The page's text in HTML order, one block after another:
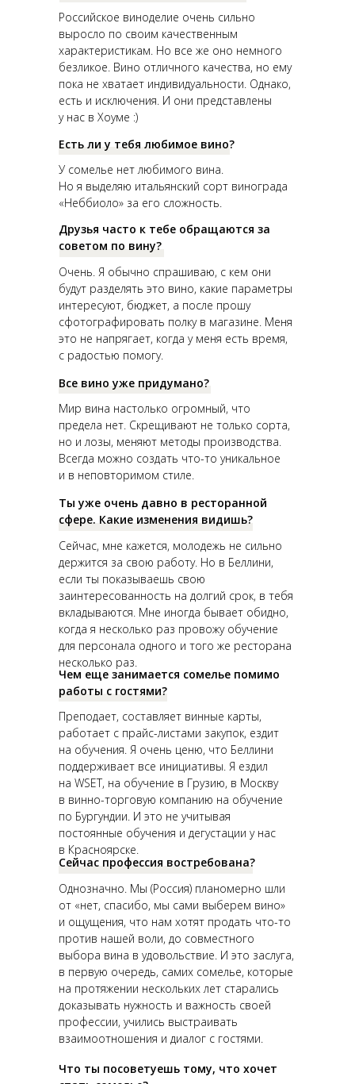
Однозначно. Мы (Россия) планомерно шли
от «нет, спасибо, мы сами выберем вино»
и ощущения, что нам хотят продать что-то
против нашей воли, до совместного
выбора вина в удовольствие. И это заслуга,
в первую очередь, самих сомелье, которые
на протяжении нескольких лет старались
доказывать нужность и важность своей
профессии, учились выстраивать
взаимоотношения и диалог с гостями.
Что ты посоветуешь тому, что хочет
Российское виноделие очень сильно
выросло по своим качественным
характеристикам. Но все же оно немного
безликое. Вино отличного качества, но ему
пока не хватает индивидуальности. Однако,
есть и исключения. И они представлены
у нас в Хоуме :)
У сомелье нет любимого вина.
Но я выделяю итальянский сорт винограда
«Неббиоло» за его сложность.
Очень. Я обычно спрашиваю, с кем они
будут разделять это вино, какие параметры
интересуют, бюджет, а после прошу
сфотографировать полку в магазине. Меня
это не напрягает, когда у меня есть время,
с радостью помогу.
Мир вина настолько огромный, что
предела нет. Скрещивают не только сорта,
но и лозы, меняют методы производства.
Всегда можно создать что-то уникальное
и в неповторимом стиле.
Сейчас, мне кажется, молодежь не сильно
держится за свою работу. Но в Беллини,
если ты показываешь свою
заинтересованность на долгий срок, в тебя
вкладываются. Мне иногда бывает обидно,
когда я несколько раз провожу обучение
для персонала одного и того же ресторана
несколько раз.
Преподает, составляет винные карты,
работает с прайс-листами закупок, ездит
на обучения. Я очень ценю, что Беллини
поддерживает все инициативы. Я ездил
на WSET, на обучение в Грузию, в Москву
в винно-торговую компанию на обучение
по Бургундии. И это не учитывая
постоянные обучения и дегустации у нас
в Красноярске.
Все вино уже придумано?
Друзья часто к тебе обращаются за
советом по вину?
Есть ли у тебя любимое вино?
Ты уже очень давно в ресторанной
сфере. Какие изменения видишь?
Чем еще занимается сомелье помимо
работы с гостями?
Сейчас профессия востребована?